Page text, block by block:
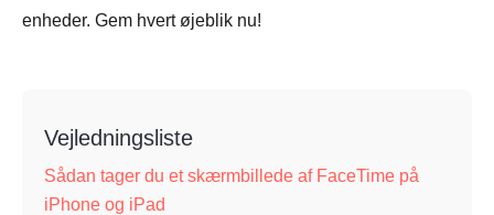
enheder. Gem hvert øjeblik nu!
Vejledningsliste
Sådan tager du et skærmbillede af FaceTime på
iPhone og iPad